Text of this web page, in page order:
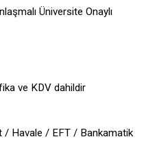
Üniversite Onaylı
ve KDV dahildir
/ Havale / EFT / Bankamatik